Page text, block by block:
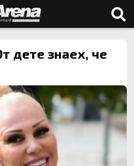
дете знаех, че